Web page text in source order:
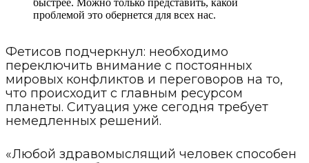
быстрее. Можно только представить, какой
проблемой это обернется для всех нас.
Фетисов подчеркнул: необходимо
переключить внимание с постоянных
мировых конфликтов и переговоров на то,
что происходит с главным ресурсом
планеты. Ситуация уже сегодня требует
немедленных решений.
«Любой здравомыслящий человек способен